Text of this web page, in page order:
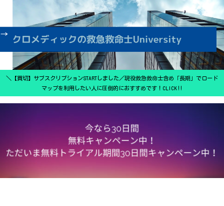
＼【買切】サブスクリプションSTARTしました／現役救急救命士含め「長期」でロード
マップを利用したい人に圧倒的におすすめです！CLICK‼